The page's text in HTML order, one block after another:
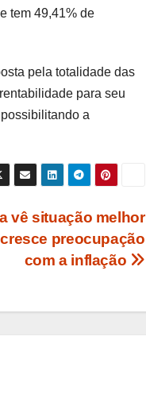
tem 49,41% de
pela totalidade das
para seu
a
vê situação melhor
preocupação
com a inflação